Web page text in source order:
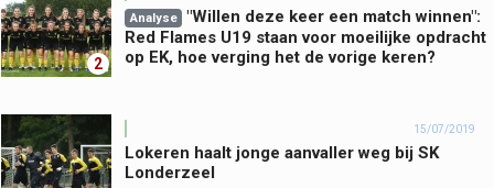
2
Analyse
"Willen deze keer een match winnen":
Red Flames U19 staan voor moeilijke opdracht
op EK, hoe verging het de vorige keren?
15/07/2019
Lokeren haalt jonge aanvaller weg bij SK
Londerzeel